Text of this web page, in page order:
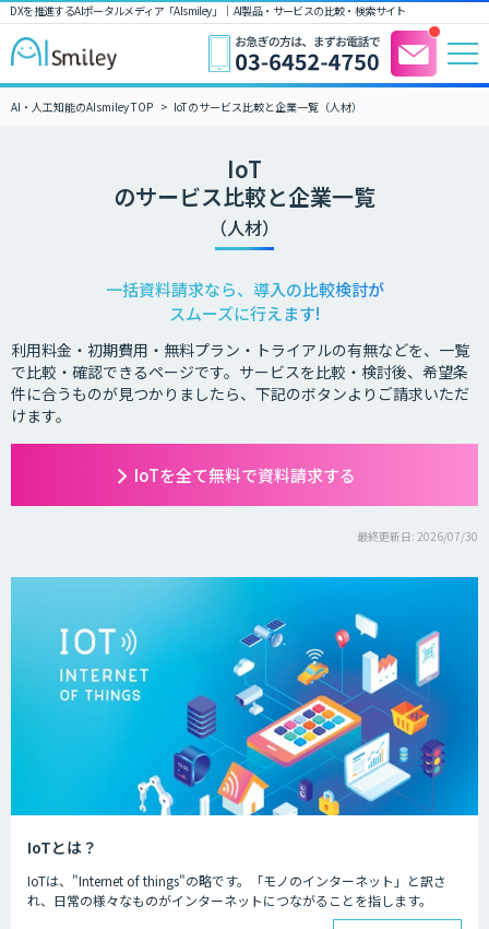
DXを推進するAIポータルメディア「AIsmiley」｜ AI製品・サービスの比較・検索サイト
AI・人工知能のAIsmiley TOP IoTのサービス比較と企業一覧（人材）
IoT
のサービス比較と企業一覧
（人材）
一括資料請求なら、導入の比較検討が
スムーズに行えます!
利用料金・初期費用・無料プラン・トライアルの有無などを、一覧
で比較・確認できるページです。サービスを比較・検討後、希望条
件に合うものが見つかりましたら、下記のボタンよりご請求いただ
けます。
IoTを全て無料で資料請求する
最終更新日: 2026/07/30
IoTとは？
IoTは、"Internet of things"の略です。「モノのインターネット」と訳さ
れ、日常の様々なものがインターネットにつながることを指します。